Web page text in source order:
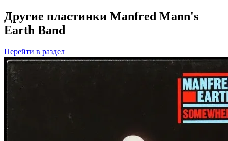
Другие пластинки Manfred Mann's
Earth Band
Перейти в раздел